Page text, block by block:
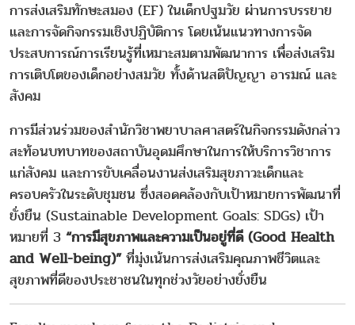
การส่งเสริมทักษะสมอง (EF) ในเด็กปฐมวัย ผ่านการบรรยาย
และการจัดกิจกรรมเชิงปฏิบัติการ โดยเน้นแนวทางการจัด
ประสบการณ์การเรียนรู้ที่เหมาะสมตามพัฒนาการ เพื่อส่งเสริม
การเติบโตของเด็กอย่างสมวัย ทั้งด้านสติปัญญา อารมณ์ และ
สังคม
การมีส่วนร่วมของสำนักวิชาพยาบาลศาสตร์ในกิจกรรมดังกล่าว
สะท้อนบทบาทของสถาบันอุดมศึกษาในการให้บริการวิชาการ
แก่สังคม และการขับเคลื่อนงานส่งเสริมสุขภาวะเด็กและ
ครอบครัวในระดับชุมชน ซึ่งสอดคล้องกับเป้าหมายการพัฒนาที่
ยั่งยืน (Sustainable Development Goals: SDGs) เป้า
หมายที่ 3 “การมีสุขภาพและความเป็นอยู่ที่ดี (Good Health
and Well-being)”ที่มุ่งเน้นการส่งเสริมคุณภาพชีวิตและ
สุขภาพที่ดีของประชาชนในทุกช่วงวัยอย่างยั่งยืน